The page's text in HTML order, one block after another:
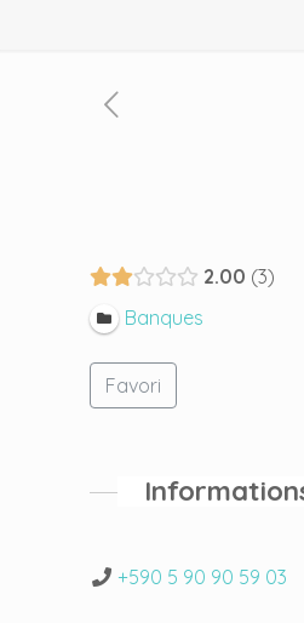
2.00 3
Banques
Favori
+590 5 90 90 59 03